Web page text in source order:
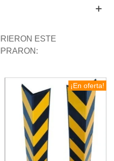
ESTE
¡En oferta!